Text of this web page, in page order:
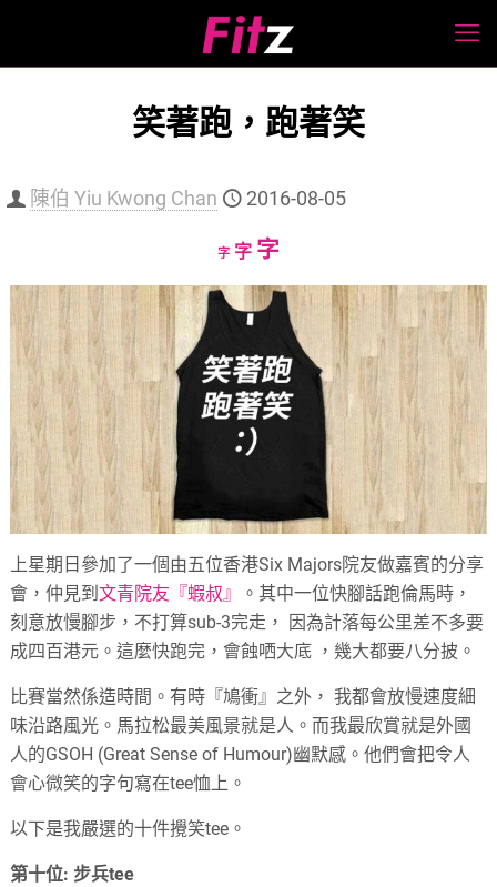
笑著跑，跑著笑
陳伯 Yiu Kwong Chan 2016-08-05
字Decrease
size.
字Reset
size.
字Increase
size.
上星期日參加了一個由五位香港Six Majors院友做嘉賓的分享
會，仲見到文青院友『蝦叔』
。其中一位快腳話跑倫馬時，
刻意放慢腳步， 不打算sub-3完走，
因為計落每公里差不多要
成四百港元。這麼快跑完，會蝕哂大底 ，幾大都要八分披。
比賽當然係造時間。有時『鳩衝』之外， 我都會放慢速度細
味沿路風光。馬拉松最美風景就是人。而我最欣賞就是外國
人的GSOH (Great Sense of Humour)幽默感。他們會把令人
會心微笑的字句寫在tee恤上。
以下是我嚴選的十件攪笑tee 。
第十位: 步兵tee